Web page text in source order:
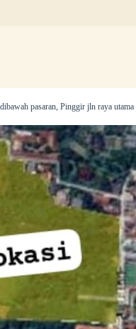
pasaran, Pinggir jln raya